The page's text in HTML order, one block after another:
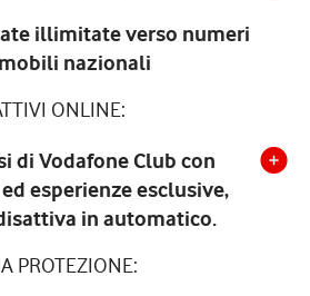
illimitate verso numeri
nazionali
ONLINE:
di Vodafone Club con
esperienze esclusive,
in automatico.
PROTEZIONE: